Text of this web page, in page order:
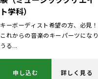
ト学科）
キーボーディスト希望の方、必見！
これからの音楽のキーパーツになり
うる...
申し込む 詳しく見る